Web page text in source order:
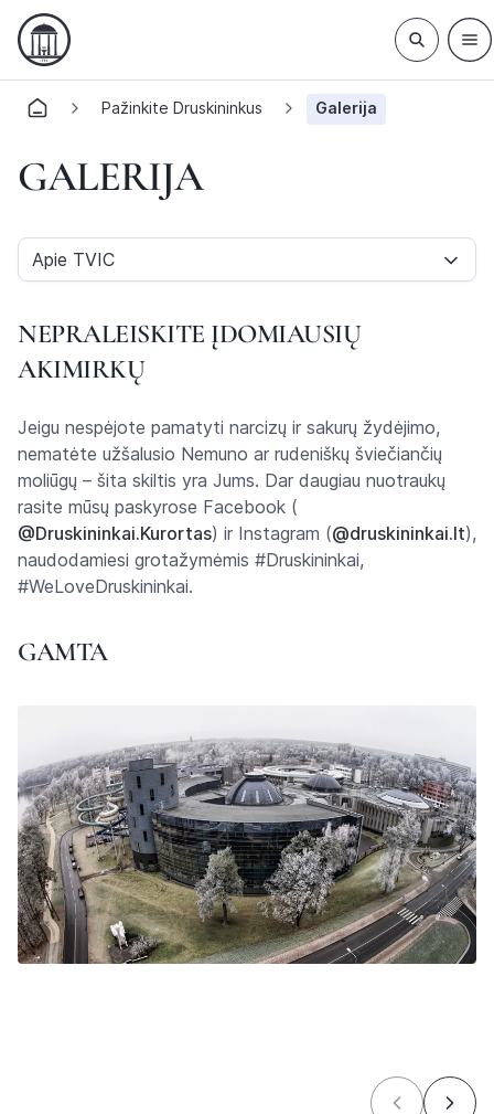
Pažinkite Druskininkus Galerija
GALERIJA
Apie TVIC
NEPRALEISKITE ĮDOMIAUSIŲ
AKIMIRKŲ
Jeigu nespėjote pamatyti narcizų ir sakurų žydėjimo,
nematėte užšalusio Nemuno ar rudeniškų šviečiančių
moliūgų – šita skiltis yra Jums. Dar daugiau nuotraukų
rasite mūsų paskyrose Facebook (
@Druskininkai.Kurortas) ir Instagram (@druskininkai.lt),
naudodamiesi grotažymėmis #Druskininkai,
#WeLoveDruskininkai.
GAMTA